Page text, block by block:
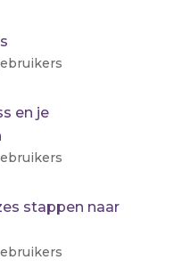
en je
stappen naar